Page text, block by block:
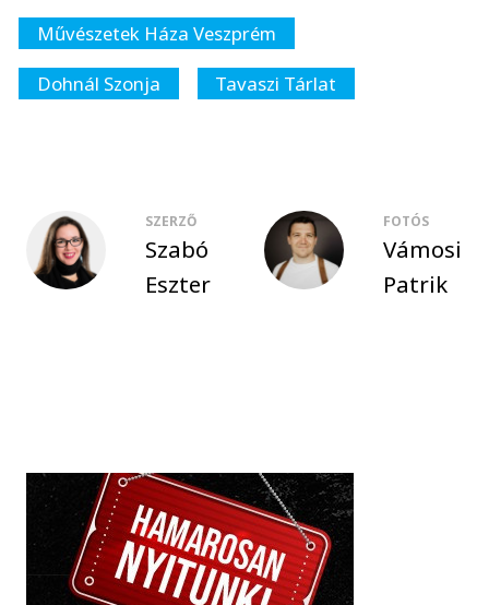
Művészetek Háza Veszprém
Dohnál Szonja
Tavaszi Tárlat
SZERZŐ
Szabó
Eszter
FOTÓS
Vámosi
Patrik